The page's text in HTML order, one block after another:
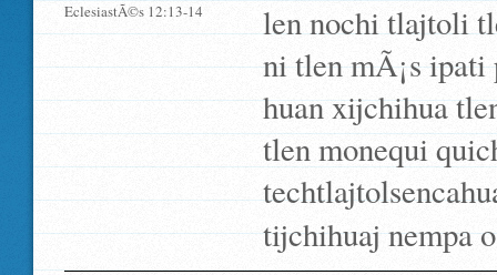
EclesiastÃ©s 12:13-14
len nochi tlajtoli
ni tlen mÃ¡s
huan xijchihua
tlen monequi
tijchihuaj nempa